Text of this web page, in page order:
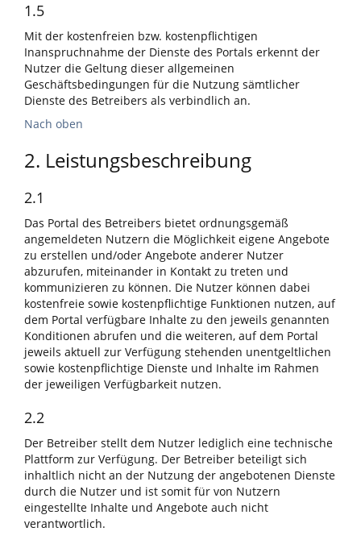
1.5
Mit der kostenfreien bzw. kostenpflichtigen
Inanspruchnahme der Dienste des Portals erkennt der
Nutzer die Geltung dieser allgemeinen
Geschäftsbedingungen für die Nutzung sämtlicher
Dienste des Betreibers als verbindlich an.
Nach oben
2. Leistungsbeschreibung
2.1
Das Portal des Betreibers bietet ordnungsgemäß
angemeldeten Nutzern die Möglichkeit eigene Angebote
zu erstellen und/oder Angebote anderer Nutzer
abzurufen, miteinander in Kontakt zu treten und
kommunizieren zu können. Die Nutzer können dabei
kostenfreie sowie kostenpflichtige Funktionen nutzen, auf
dem Portal verfügbare Inhalte zu den jeweils genannten
Konditionen abrufen und die weiteren, auf dem Portal
jeweils aktuell zur Verfügung stehenden unentgeltlichen
sowie kostenpflichtige Dienste und Inhalte im Rahmen
der jeweiligen Verfügbarkeit nutzen.
2.2
Der Betreiber stellt dem Nutzer lediglich eine technische
Plattform zur Verfügung. Der Betreiber beteiligt sich
inhaltlich nicht an der Nutzung der angebotenen Dienste
durch die Nutzer und ist somit für von Nutzern
eingestellte Inhalte und Angebote auch nicht
verantwortlich.